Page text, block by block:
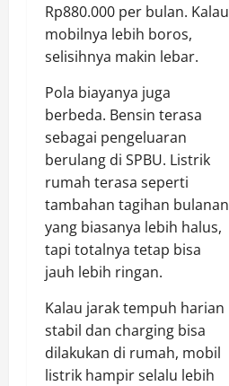
Rp880.000 per bulan. Kalau
mobilnya lebih boros,
selisihnya makin lebar.
Pola biayanya juga
berbeda. Bensin terasa
sebagai pengeluaran
berulang di SPBU. Listrik
rumah terasa seperti
tambahan tagihan bulanan
yang biasanya lebih halus,
tapi totalnya tetap bisa
jauh lebih ringan.
Kalau jarak tempuh harian
stabil dan charging bisa
dilakukan di rumah, mobil
listrik hampir selalu lebih